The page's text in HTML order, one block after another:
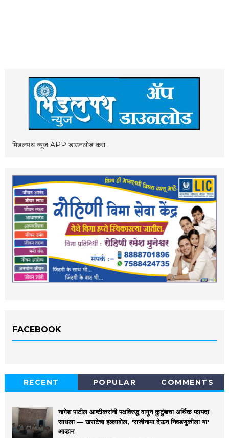
मिडलपथ न्यूज APP डाउनलोड करा .
FACEBOOK
RECENT POPULAR COMMENTS
नागेश पाटील आष्टीकरांनी पक्षविरुद्ध वागून कुटुंबाचा अर्थिक फायदा
साधला — खराटेचा हल्लाबोल, 'राजीनामा देऊन निवडणुकीला या'
आव्हान